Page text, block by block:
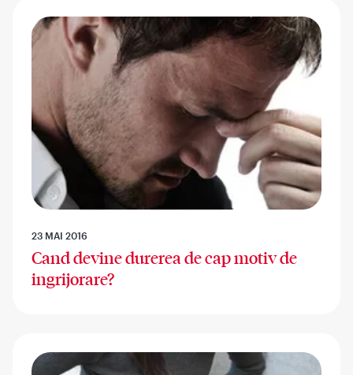
23 MAI 2016
Cand devine durerea de cap motiv de
ingrijorare?